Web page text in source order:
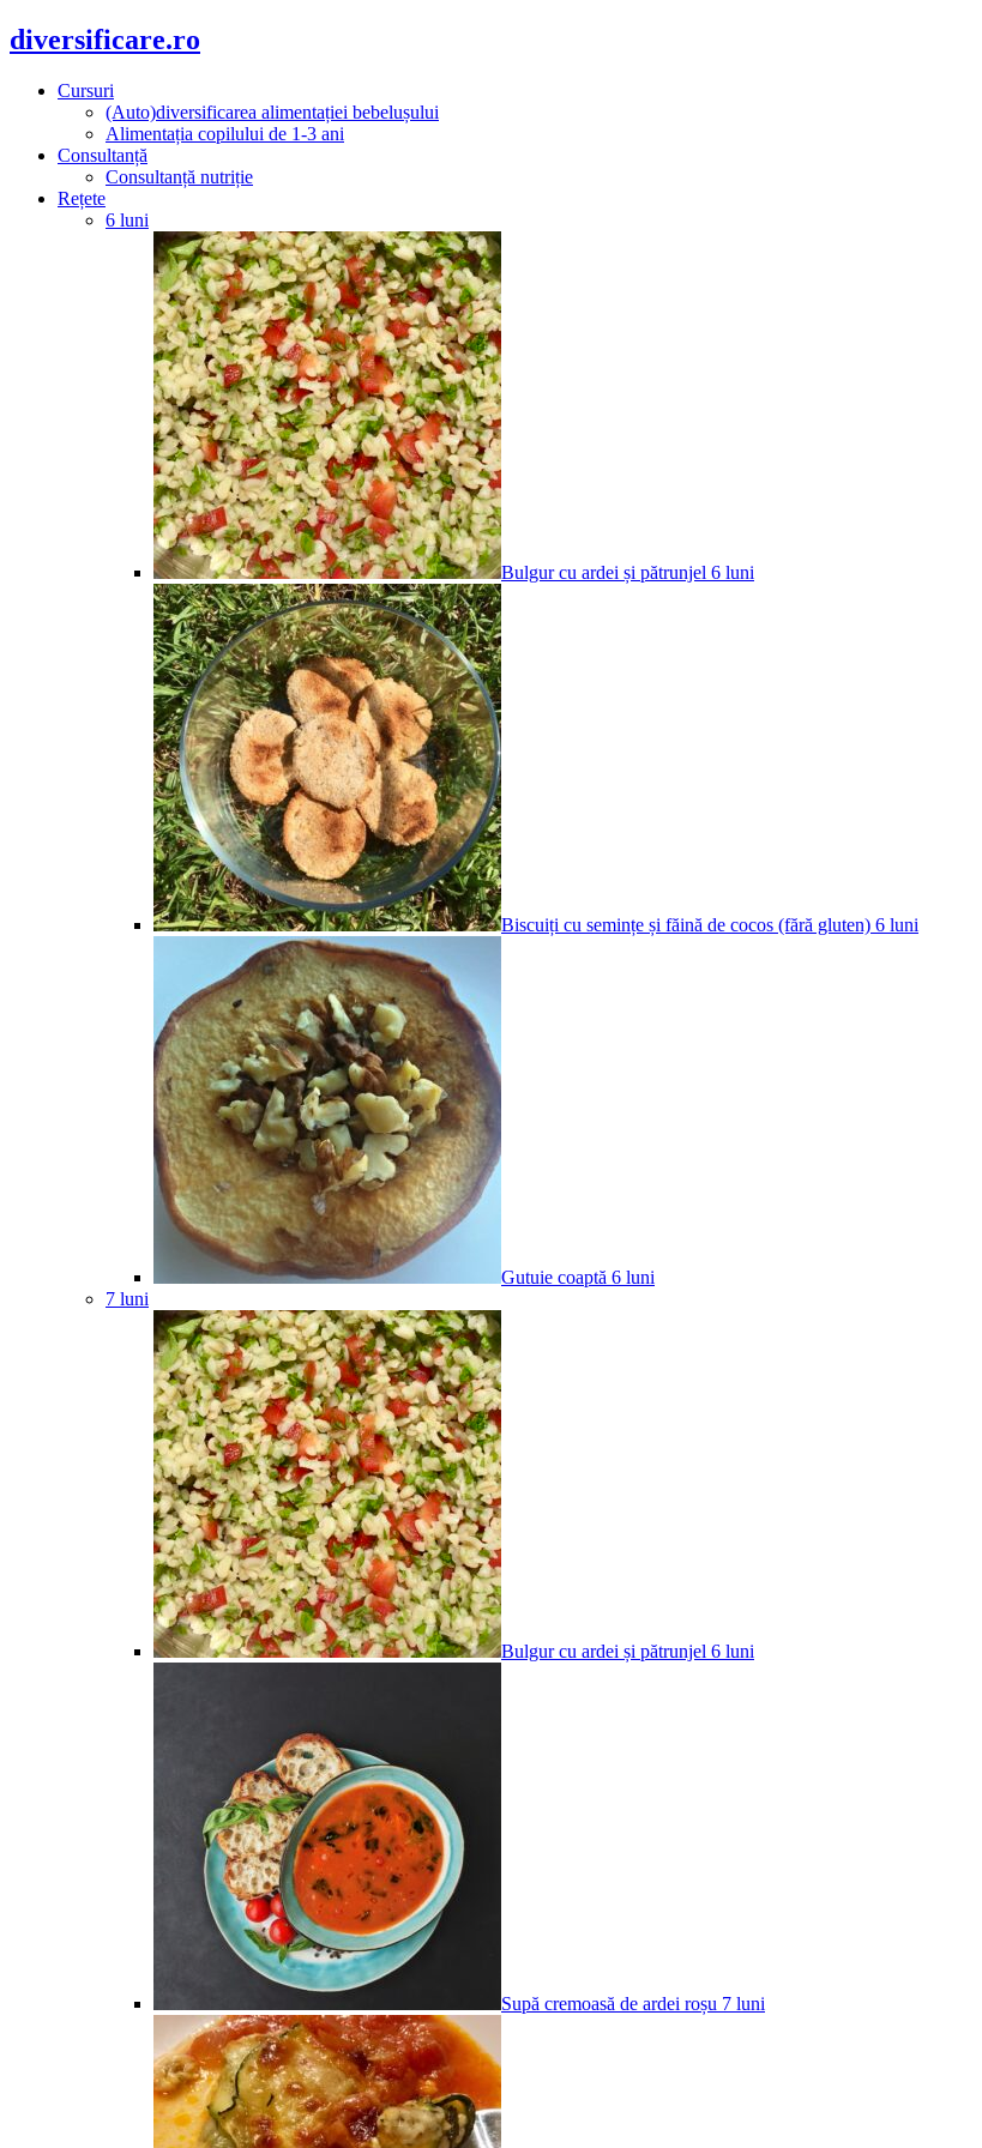
diversificare.ro
Cursuri
(Auto)diversificarea alimentației bebelușului
Alimentația copilului de 1-3 ani
Consultanță
Consultanță nutriție
Rețete
6 luni
Bulgur cu ardei și pătrunjel 6 luni
Biscuiți cu semințe și făină de cocos (fără gluten) 6 luni
Gutuie coaptă 6 luni
7 luni
Bulgur cu ardei și pătrunjel 6 luni
Supă cremoasă de ardei roșu 7 luni